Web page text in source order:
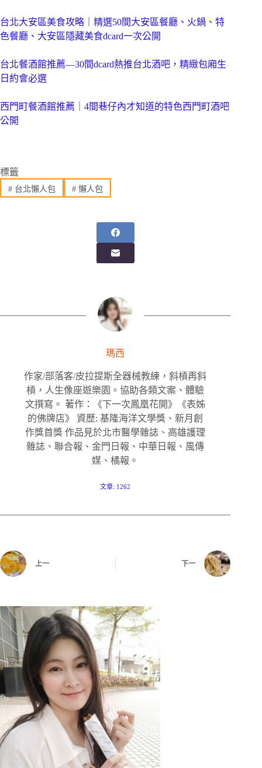
台北大安區美食攻略｜精選50間大安區餐廳、火鍋、特
色餐廳、大安區隱藏美食dcard一次公開
台北餐酒館推薦—30間dcard熱推台北酒吧，精緻包廂生
日約會必選
西門町餐酒館推薦｜4間巷仔內才知道的特色西門町酒吧
公開
標籤
#台北懶人包 #懶人包
瑪西
作家/部落客/皮拉提斯全器械教練，斜槓再斜
槓，人生像座遊樂園。協助各類文案、體驗
文撰寫。 著作：《下一次鳳凰花開》《表姊
的佛牌店》 資歷: 基隆海洋文學獎、新月創
作獎首獎 作品見於北市醫學雜誌、高雄護理
雜誌、聯合報、金門日報、中華日報、風傳
媒、橘報。
文章: 1262
上一 下一